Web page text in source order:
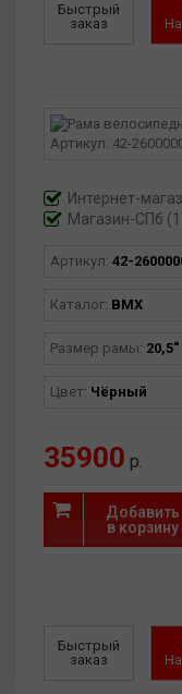
Быстрый
заказ
Интернет-
Магазин-СПб
Артикул: 42-
Каталог: BMX
Размер рамы: 20,5"
Цвет: Чёрный
35900 р.
Добавить
в корзину
Быстрый
заказ